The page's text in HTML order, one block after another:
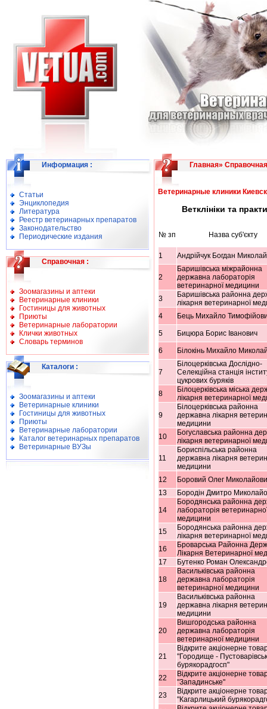
Информация :
Статьи
Энциклопедия
Литература
Реестр ветеринарных препаратов
Законодательство
Периодические издания
Справочная :
Зоомагазины и аптеки
Ветеринарные клиники
Гостиницы для животных
Приюты
Ветеринарные лаборатории
Клички животных
Словарь терминов
Каталоги :
Зоомагазины и аптеки
Ветеринарные клиники
Гостиницы для животных
Приюты
Ветеринарные лаборатории
Каталог ветеринарных препаратов
Ветеринарные ВУЗы
Главная» Справочная
Ветеринарные клиники
Ветклініки та
№ зп Назва суб'єкту
1 Андрійчук Богдан
2
Баришівська міжрайонна
державна лабораторія
ветеринарної медицини
3
Баришівська районна
лікарня ветеринарної
4
Бець Михайло
5 Бицюра Борис Іванович
6 Білокінь Михайло
7
Білоцерківська Дослідно-
Селекційна станція
цукрових буряків
8
Білоцерківська міська
лікарня ветеринарної
9
Білоцерківська районна
державна лікарня
медицини
10
Богуславська районна
лікарня ветеринарної
11
Бориспільська районна
державна лікарня
медицини
12
Боровий Олег
13
Бородін Дмитро
14
Бородянська районна
лабораторія
медицини
15
Бородянська районна
лікарня ветеринарної
16
Броварська Районна
Лікарня Ветеринарної
17
Бутенко Роман
18
Васильківська районна
державна лабораторія
ветеринарної медицини
19
Васильківська районна
державна лікарня
медицини
20
Вишгородська районна
державна лабораторія
ветеринарної медицини
21
Відкрите акціонерне
"Городище -
бурякорадгосп"
22
Відкрите акціонерне
"Западинське"
23
Відкрите акціонерне
"Кагарлицький